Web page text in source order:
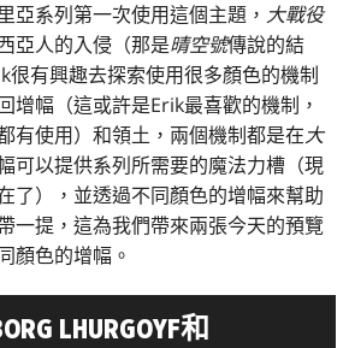
亞系列第一次使用這個主題， 大戰役
亞人的入侵（那是晴空號傳說的結
很有興趣去探索使用很多顏色的機制
增幅（這或許是Erik最喜歡的機制，
有使用）和領土，兩個機制都是在大
可以提供系列所需要的魔法力槽（現
了），並透過不同顏色的增幅來幫助
一提，這為我們帶來兩張今天的預覽
顏色的增幅。
LHURGOYF和